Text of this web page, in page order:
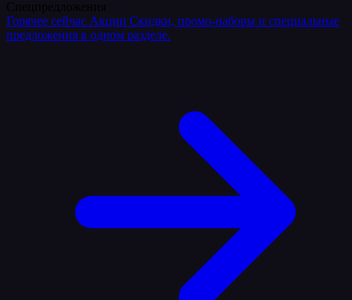
Горячее сейчас Акции Скидки, промо-наборы и специальные
предложения в одном разделе.